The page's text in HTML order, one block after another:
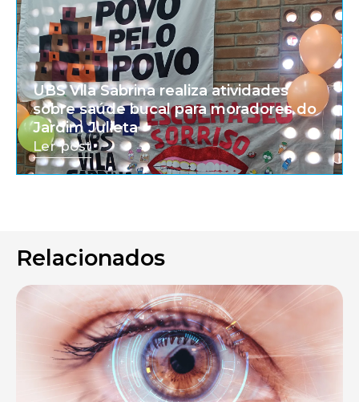
UBS Vila Sabrina realiza atividades
sobre saúde bucal para moradores do
Jardim Julieta
Ler post
Relacionados